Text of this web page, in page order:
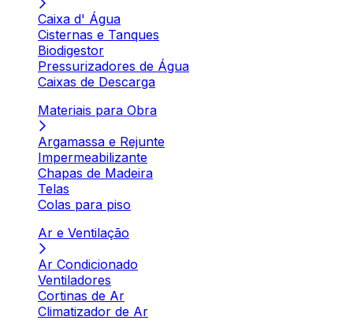
Caixa d' Água
Cisternas e Tanques
Biodigestor
Pressurizadores de Água
Caixas de Descarga
Materiais para Obra
Argamassa e Rejunte
Impermeabilizante
Chapas de Madeira
Telas
Colas para piso
Ar e Ventilação
Ar Condicionado
Ventiladores
Cortinas de Ar
Climatizador de Ar